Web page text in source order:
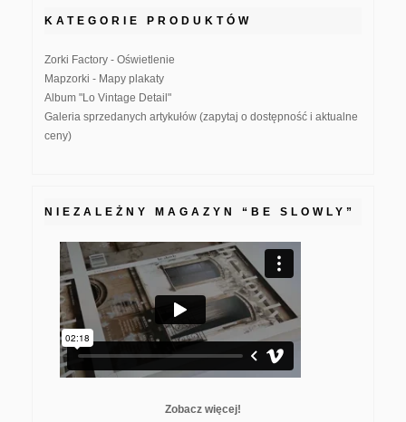
KATEGORIE PRODUKTÓW
Zorki Factory - Oświetlenie
Mapzorki - Mapy plakaty
Album "Lo Vintage Detail"
Galeria sprzedanych artykułów (zapytaj o dostępność i aktualne
ceny)
NIEZALEŻNY MAGAZYN “BE SLOWLY”
Zobacz więcej!